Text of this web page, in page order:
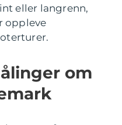
eller langrenn,
oppleve
om